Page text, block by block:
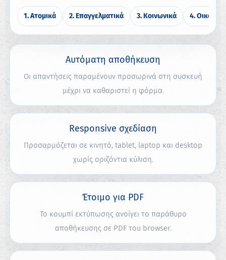
1. Ατομικά 2. Επαγγελματικά 3. Κοινωνικά 4.
Αυτόματη αποθήκευση
Οι απαντήσεις παραμένουν προσωρινά στη συσκευή
μέχρι να καθαριστεί η φόρμα.
Responsive σχεδίαση
Προσαρμόζεται σε κινητό, tablet, laptop και desktop
χωρίς οριζόντια κύλιση.
Έτοιμο για PDF
Το κουμπί εκτύπωσης ανοίγει το παράθυρο
αποθήκευσης σε PDF του browser.